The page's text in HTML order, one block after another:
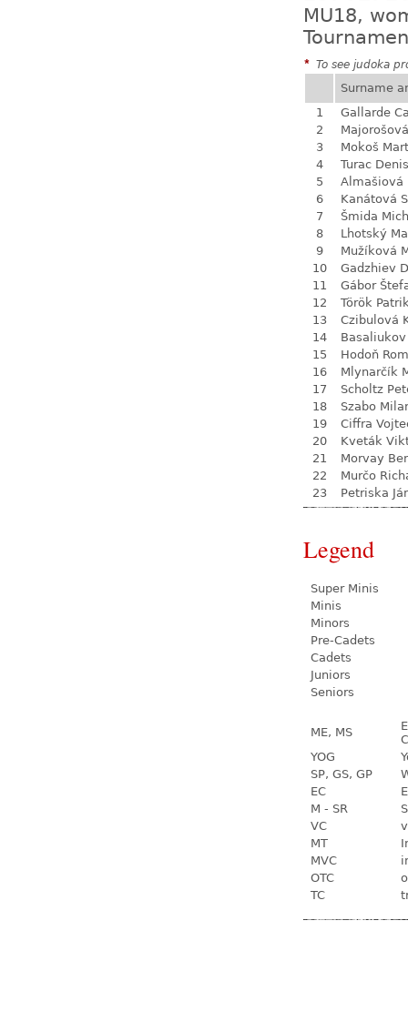
MU18,
* To see judoka
Surname
1
Gallarde
2
3
Mokoš
4
Turac Denis
5
Almašiová
6
Kanátová
7
Šmida
8
Lhotský
9
Mužíková
10
Gadzhiev
11
Gábor
12
Török
13
Czibulová
14
15
Hodoň
16
Mlynarčík
17
Scholtz
18
Szabo
19
Ciffra
20
Kveták
21
Morvay
22
Murčo
23
Petriska
Legend
Super Minis
Minis
Minors
Pre-Cadets
Cadets
Juniors
Seniors
ME, MS
YOG
SP, GS, GP
EC
M - SR
VC
MT
MVC
OTC
TC